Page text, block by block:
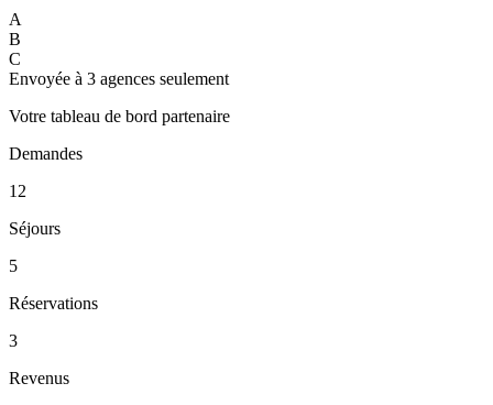
A
B
C
Envoyée à 3 agences seulement
Votre tableau de bord partenaire
Demandes
12
Séjours
5
Réservations
3
Revenus